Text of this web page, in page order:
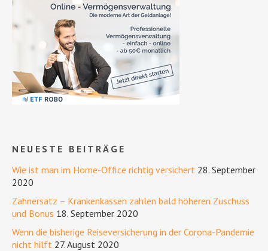
NEUESTE BEITRÄGE
Wie ist man im Home-Office richtig versichert 28. September
2020
Zahnersatz – Krankenkassen zahlen bald höheren Zuschuss
und Bonus 18. September 2020
Wenn die bisherige Reiseversicherung in der Corona-Pandemie
nicht hilft 27. August 2020